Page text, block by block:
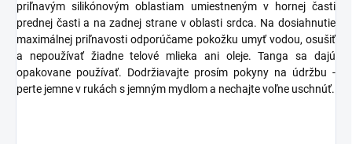
priľnavým silikónovým oblastiam umiestneným v hornej časti
prednej časti a na zadnej strane v oblasti srdca. Na dosiahnutie
maximálnej priľnavosti odporúčame pokožku umyť vodou, osušiť
a nepoužívať žiadne telové mlieka ani oleje. Tanga sa dajú
opakovane používať. Dodržiavajte prosím pokyny na údržbu -
perte jemne v rukách s jemným mydlom a nechajte voľne uschnúť.